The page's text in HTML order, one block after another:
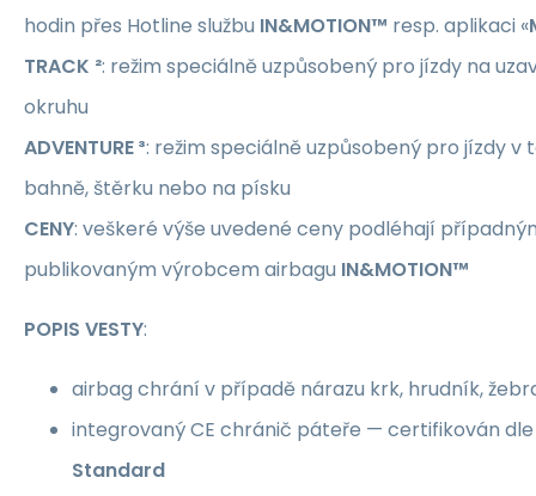
hodin přes Hotline službu IN&MOTION™ resp. aplikaci «
TRACK ²: režim speciálně uzpůsobený pro jízdy na
okruhu
ADVENTURE ³: režim speciálně uzpůsobený pro jízdy v
bahně, štěrku nebo na písku
CENY: veškeré výše uvedené ceny podléhají
publikovaným výrobcem airbagu IN&MOTION™
POPIS VESTY:
airbag chrání v případě nárazu krk, hrudník,
integrovaný CE chránič páteře — certifikován
Standard